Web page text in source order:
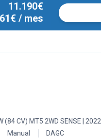
11.190€
/ mes
(84 CV) MT5 2WD SENSE | 2022
Manual DAGC